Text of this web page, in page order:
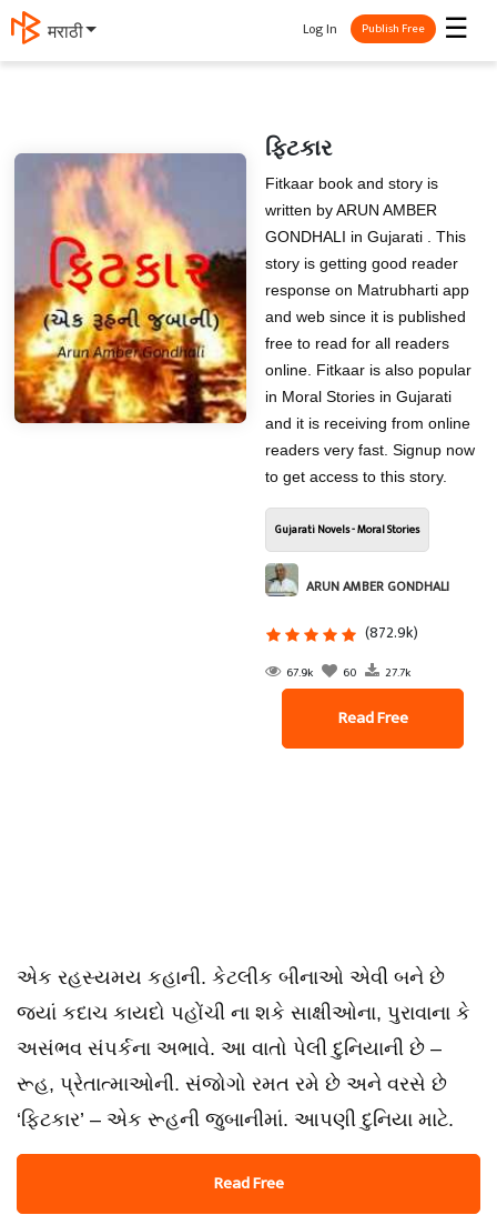
मराठी ☰
Log In Publish Free
ફિટકાર
Fitkaar book and story is
written by ARUN AMBER
GONDHALI in Gujarati . This
story is getting good reader
response on Matrubharti app
and web since it is published
free to read for all readers
online. Fitkaar is also popular
in Moral Stories in Gujarati
and it is receiving from online
readers very fast. Signup now
to get access to this story.
Gujarati Novels - Moral Stories
ARUN AMBER GONDHALI
(872.9k)
67.9k 60 27.7k
Read Free
એક રહસ્યમય કહાની. કેટલીક બીનાઓ એવી બને છે
જ્યાં કદાચ કાયદો પહોંચી ના શકે સાક્ષીઓના, પુરાવાના કે
અસંભવ સંપર્કના અભાવે. આ વાતો પેલી દુનિયાની છે –
રૂહ, પ્રેતાત્માઓની. સંજોગો રમત રમે છે અને વરસે છે
‘ફિટકાર’ – એક રૂહની જુબાનીમાં. આપણી દુનિયા માટે.
Read Free